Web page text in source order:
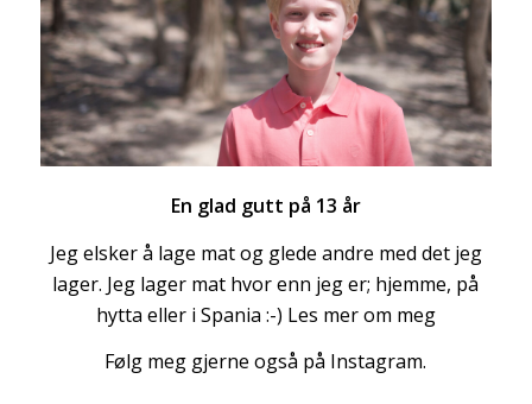
En glad gutt på 13 år
Jeg elsker å lage mat og glede andre med det jeg
lager. Jeg lager mat hvor enn jeg er; hjemme, på
hytta eller i Spania :-) Les mer om meg
Følg meg gjerne også på Instagram.